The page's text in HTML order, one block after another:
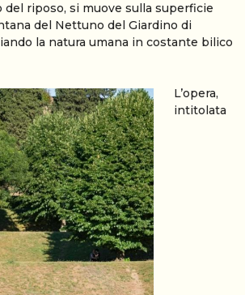
del riposo, si muove sulla superficie
del Nettuno del Giardino di
la natura umana in costante bilico
L’opera,
intitolata